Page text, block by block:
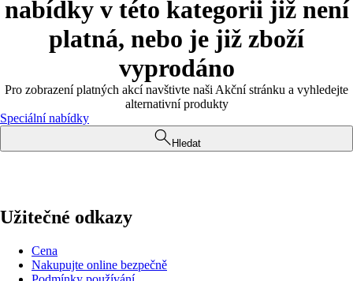
nabídky v této kategorii již není
platná, nebo je již zboží
vyprodáno
Pro zobrazení platných akcí navštivte naši Akční stránku a vyhledejte
alternativní produkty
Speciální nabídky
Hledat
Užitečné odkazy
Cena
Nakupujte online bezpečně